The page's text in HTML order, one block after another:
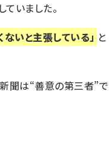
いました。
いと主張している」 と
新聞は“善意の第三者”で